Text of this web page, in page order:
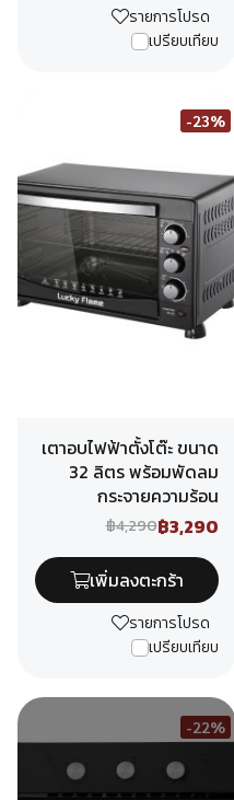
รายการโปรด
เปรียบเทียบ
-23%
เตาอบไฟฟ้าตั้งโต๊ะ ขนาด
32 ลิตร พร้อมพัดลม
กระจายความร้อน
฿4,290฿3,290
เพิ่มลงตะกร้า
รายการโปรด
เปรียบเทียบ
-22%